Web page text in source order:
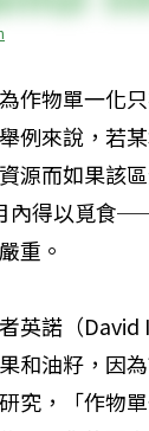
作物單一化
來說，若
源而如果該
內得以覓食
重。
英諾（
和油籽，因
究，「作物